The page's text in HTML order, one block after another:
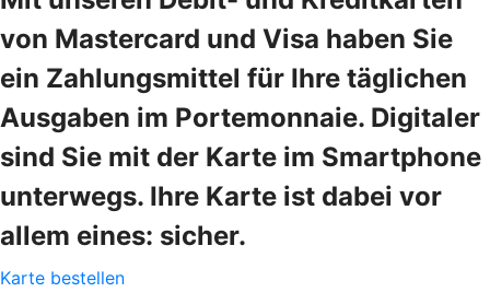
von Mastercard und Visa haben Sie
ein Zahlungsmittel für Ihre täglichen
Ausgaben im Portemonnaie. Digitaler
sind Sie mit der Karte im Smartphone
unterwegs. Ihre Karte ist dabei vor
allem eines: sicher.
Karte bestellen